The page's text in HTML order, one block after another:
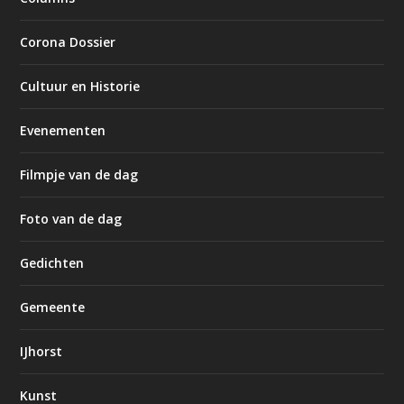
Corona Dossier
Cultuur en Historie
Evenementen
Filmpje van de dag
Foto van de dag
Gedichten
Gemeente
IJhorst
Kunst